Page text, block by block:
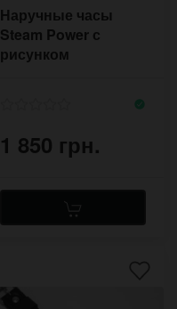
Наручные часы
Steam Power с
рисунком
1 850 грн.